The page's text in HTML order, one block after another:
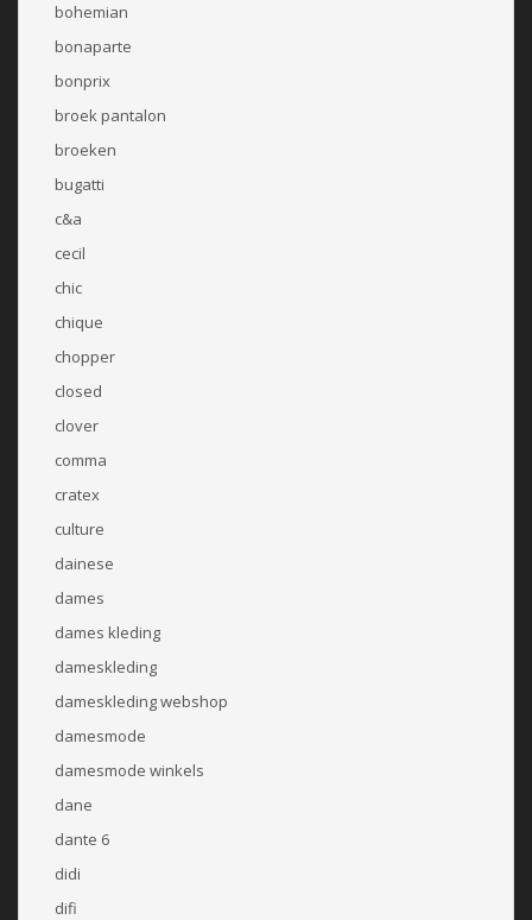
bohemian
bonaparte
bonprix
broek pantalon
broeken
bugatti
c&a
cecil
chic
chique
chopper
closed
clover
comma
cratex
culture
dainese
dames
dames kleding
dameskleding
dameskleding webshop
damesmode
damesmode winkels
dane
dante 6
didi
difi